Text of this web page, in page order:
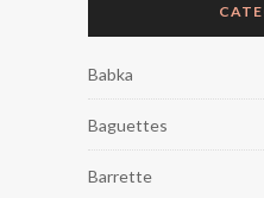
Babka
Baguettes
Barrette